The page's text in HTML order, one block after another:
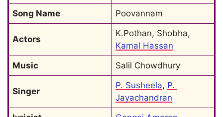
Song Name
Poovannam
Actors
Kamal Hassan
Music
Salil Chowdhury
Singer
P. Susheela, P.
Jayachandran